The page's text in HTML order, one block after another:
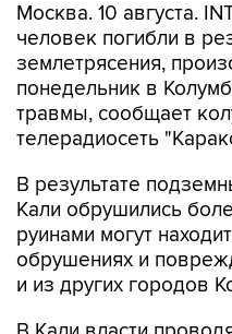
Москва. 10 августа.
человек погибли в
землетрясения,
понедельник в
травмы, сообщает
телерадиосеть
В результате
Кали обрушились
руинами могут
обрушениях и
и из других городов